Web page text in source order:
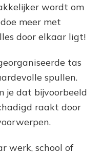
wordt om
meer met
door elkaar ligt!
tas
spullen.
je dat bijvoorbeeld
raakt door
werk, school of